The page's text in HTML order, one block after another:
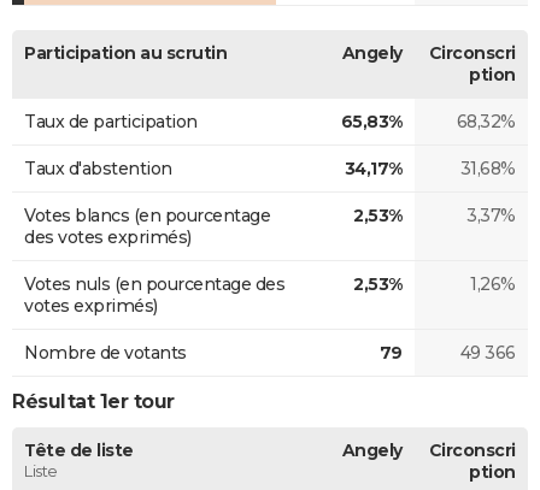
Participation au scrutin Angely
Circonscri
ption
Taux de participation 65,83% 68,32%
Taux d'abstention 34,17% 31,68%
Votes blancs (en pourcentage
des votes exprimés)
2,53% 3,37%
Votes nuls (en pourcentage des
votes exprimés)
2,53% 1,26%
Nombre de votants 79 49 366
Résultat 1er tour
Tête de liste
Liste
Angely
Circonscri
ption